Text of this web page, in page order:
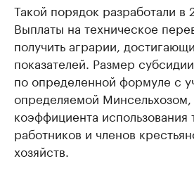
Такой порядок разработали в
Выплаты на техническое
получить аграрии,
показателей. Размер
по определенной формуле с
определяемой Минсельхозом,
коэффициента использования
работников и членов
хозяйств.